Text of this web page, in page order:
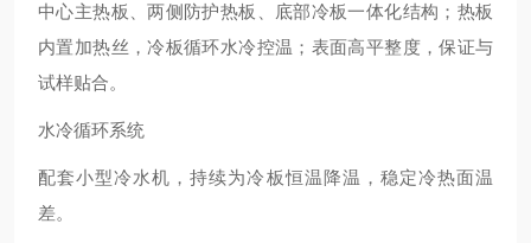
中心主热板、两侧防护热板、底部冷板一体化结构；热板
内置加热丝，冷板循环水冷控温；表面高平整度，保证与
试样贴合。
水冷循环系统
配套小型冷水机，持续为冷板恒温降温，稳定冷热面温
差。